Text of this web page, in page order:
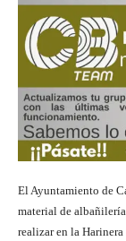
El Ayuntamiento de
material de
realizar en la